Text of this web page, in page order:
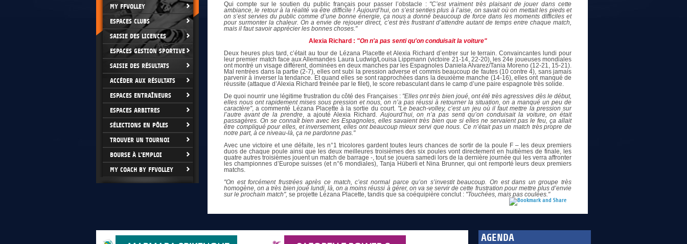
MY FFVOLLEY
ESPACES CLUBS
SAISIE DES LICENCES
ESPACES GESTION SPORTIVE
SAISIE DES RÉSULTATS
ACCÉDER AUX RÉSULTATS
ESPACES ENTRAÎNEURS
ESPACES ARBITRES
SÉLECTIONS EN PÔLES
TROUVER UN TOURNOI
BOURSE À L'EMPLOI
MY COACH BY FFVOLLEY
Qui compte sur le soutien du public français pour passer l’obstacle : "C’est vraiment très plaisant de jouer dans cette
ambiance, le retour à la réalité va être difficile ! Aujourd’hui, on s’est senties plus à l’aise, on savait où on mettait les pieds et
on s’est servies du public comme d’une bonne énergie, ça nous a donné beaucoup de force dans les moments difficiles et
pour surmonter la chaleur. On a envie de rejouer direct, c’est très frustrant d’attendre autant de temps entre chaque match,
mais il faut savoir apprécier les bonnes choses."
Alexia Richard : "On n'a pas senti qu'on conduisait la voiture"
Deux heures plus tard, c’était au tour de Lézana Placette et Alexia Richard d’entrer sur le terrain. Convaincantes lundi pour
leur premier match face aux Allemandes Laura Ludwig/Louisa Lippmann (victoire 21-14, 22-20), les 24e joueuses mondiales
ont montré un visage différent, dominées en deux manches par les Espagnoles Daniela Alvarez/Tania Moreno (12-21, 15-21).
Mal rentrées dans la partie (2-7), elles ont subi la pression adverse et commis beaucoup de fautes (10 contre 4), sans jamais
parvenir à inverser la tendance. Et quand elles se sont rapprochées dans la deuxième manche (14-16), elles ont manqué de
réussite (attaque d’Alexia Richard freinée par le filet), le score rebasculant dans le camp d’une paire espagnole très solide.
De quoi nourrir une légitime frustration du côté des Françaises : "Elles ont très bien joué, ont été très agressives dès le début,
elles nous ont rapidement mises sous pression et nous, on n’a pas réussi à retourner la situation, on a manqué un peu de
caractère", a commenté Lézana Placette à la sortie du court."Le beach-volley, c’est un jeu où il faut mettre la pression sur
l’autre avant de la prendre, a ajouté Alexia Richard.Aujourd’hui, on n’a pas senti qu’on conduisait la voiture, on était
passagères. On se connaît bien avec les Espagnoles, elles savaient très bien que si elles ne servaient pas le feu, ça allait
être compliqué pour elles, et inversement, elles ont beaucoup mieux servi que nous. Ce n’était pas un match très propre de
notre part, à ce niveau-là, ça ne pardonne pas."
Avec une victoire et une défaite, les n°1 tricolores gardent toutes leurs chances de sortir de la poule F – les deux premiers
duos de chaque poule ainsi que les deux meilleures troisièmes des six poules vont directement en huitièmes de finale, les
quatre autres troisièmes jouent un match de barrage -, tout se jouera samedi lors de la dernière journée qui les verra affronter
les championnes d’Europe suisses (et n°6 mondiales), Tanja Hüberli et Nina Brunner, qui ont remporté leurs deux premiers
matchs.
"On est forcément frustrées après ce match, c’est normal parce qu’on s’investit beaucoup. On est dans un groupe très
homogène, on a très bien joué lundi, là, on a moins réussi à gérer, on va se servir de cette frustration pour mettre plus d’envie
sur le prochain match", se projette Lézana Placette, tandis que sa coéquipière conclut : "Touchées, mais pas coulées."
AGENDA